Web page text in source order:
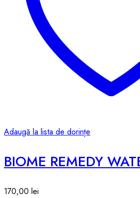
Adaugă la lista de dorințe
170,00 lei